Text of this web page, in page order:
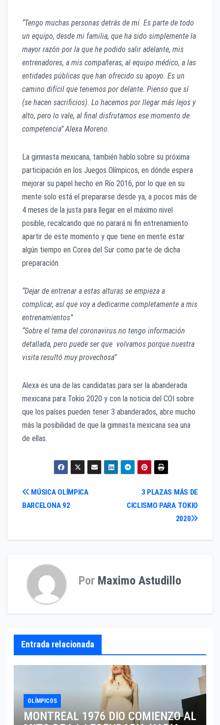
“Tengo muchas personas detrás de mí. Es parte de todo
un equipo, desde mi familia, que ha sido simplemente la
mayor razón por la que he podido salir adelante, mis
entrenadores, a mis compañeras, al equipo médico, a las
entidades públicas que han ofrecido su apoyo. Es un
camino difícil que tenemos por delante. Pienso que sí
(se hacen sacrificios). Lo hacemos por llegar más lejos y
alto, pero lo vale, al final disfrutamos ese momento de
competencia” Alexa Moreno.
La gimnasta mexicana, también hablo.sobre su próxima
participación en los Juegos Olímpicos, en dónde espera
mejorar su papel hecho en Río 2016, por lo que en su
mente solo está el prepararse desde ya, a pocos más de
4 meses de la justa para llegar en el máximo nivel
posible, recalcando que no parará ni fin entrenamiento
apartir de este momento y que tiene en mente estar
algún tiempo en Corea del Sur como parte de dicha
preparación.
“Dejar de entrenar a estas alturas se empieza a
complicar, así que voy a dedicarme completamente a mis
entrenamientos”
“Sobre el tema del coronavirus no tengo información
detallada, pero puede ser que volvamos porque nuestra
visita resultó muy provechosa”
Alexa es una de las candidatas para ser la abanderada
mexicana para Tokio 2020 y con la noticia del COI sobre
que los países pueden tener 3 abanderados, abre mucho
más la posibilidad de que la gimnasta mexicana sea una
de ellas.
Navegación
entradas
3 PLAZAS MÁS DE
CICLISMO PARA TOKIO
2020
MÚSICA OLÍMPICA
BARCELONA 92
Por Maximo Astudillo
Entrada relacionada
OLÍMPICOS
MONTREAL 1976 DIO COMIENZO AL